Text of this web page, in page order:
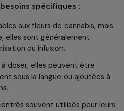
spécifiques :
aux fleurs de cannabis, mais
elles sont généralement
ou infusion.
à doser, elles peuvent être
sous la langue ou ajoutées à
souvent utilisés pour leurs